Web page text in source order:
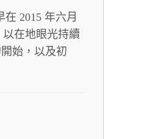
2015 年六月
在地眼光持續
始，以及初